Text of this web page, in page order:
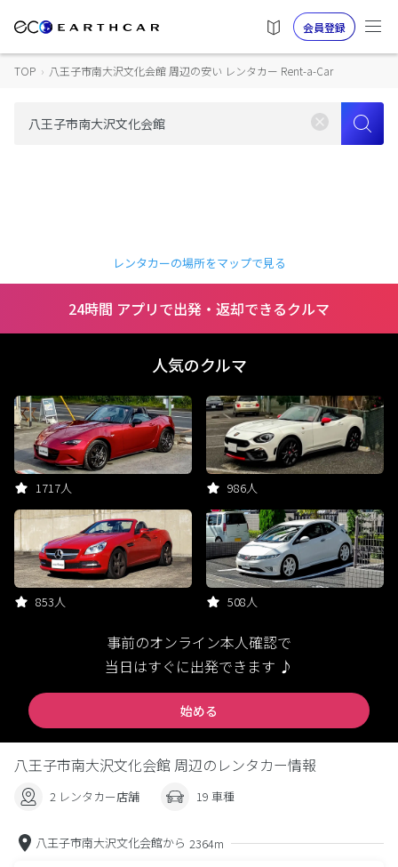
会員登録
TOP › 八王子市南大沢文化会館 周辺の安い レンタカー Rent-a-Car
レンタカーの場所をマップで見る
24時間 アプリで出発・返却できるクルマ
人気のクルマ
1717人 986人
853人 508人
事前のオンライン本人確認で
当日はすぐに出発できます ♪
始める
八王子市南大沢文化会館 周辺のレンタカー情報
2 レンタカー店舗 19 車種
八王子市南大沢文化会館から 2364m